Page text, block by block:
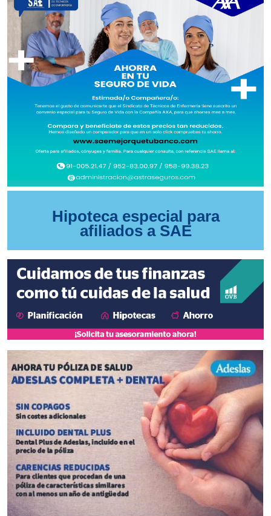
Hipoteca especial para
afiliados a SAE